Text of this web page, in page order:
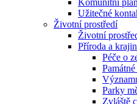
Komunitní
Užitečné
Životní prostředí
Životní
Příroda a
Péče o
Parky
Zvláště